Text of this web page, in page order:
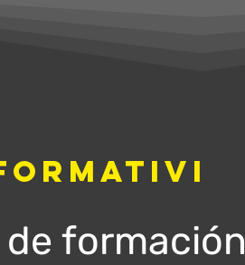
formación